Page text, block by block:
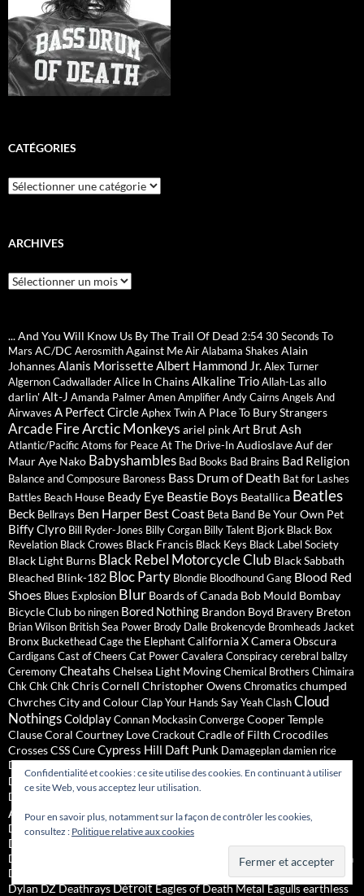
CATÉGORIES
Catégories
ARCHIVES
Archives
... And You Will Know Us By The Trail Of Dead 2:5430 Seconds To
Mars AC/DC AerosmithAgainst MeAirAlabama Shakes Alain
JohannesAlanis MorissetteAlbert Hammond Jr.Alex Turner
Algernon CadwalladerAlice In ChainsAlkaline TrioAllah-Las allo
darlin'Alt-J Amanda PalmerAmenAmplifierAndy Cairns Angels And
Airwaves A Perfect CircleAphex TwinA Place To Bury Strangers
Arcade FireArctic Monkeys ariel pinkArt Brut Ash
Atlantic/PacificAtoms for PeaceAt The Drive-InAudioslaveAuf der
MaurAye Nako Babyshambles Bad Books Bad Brains Bad Religion
Balance and Composure Baroness Bass Drum of Death Bat for Lashes
Battles Beach House Beady Eye Beastie Boys Beatallica Beatles
Beck Bellrays Ben Harper Best Coast Beta Band Be Your Own Pet
Biffy Clyro Bill Ryder-Jones Billy Corgan Billy Talent Bjork Black Box
Revelation Black Crowes Black Francis Black Keys Black Label Society
Black Light Burns Black Rebel Motorcycle Club Black Sabbath
Bleached Blink-182 Bloc Party Blondie Bloodhound Gang Blood Red
Shoes Blues Explosion Blur Boards of Canada Bob Mould Bombay
Bicycle Club bo ningen Bored Nothing Brandon Boyd Bravery Breton
Brian Wilson British Sea Power Brody Dalle Brokencyde Bromheads Jacket
Bronx BucketheadCage the ElephantCalifornia XCamera Obscura
Cardigans Cast of Cheers Cat PowerCavalera Conspiracycerebral ballzy
CeremonyCheatahs Chelsea Light MovingChemical Brothers Chimaira
Chk Chk ChkChris Cornell Christopher OwensChromatics chumped
ChvrchesCity and ColourClap Your Hands Say YeahClashCloud
NothingsColdplayConnan MockasinConvergeCooper Temple
ClauseCoral Courtney LoveCrackoutCradle of Filth Crocodiles
CrossesCSSCureCypress Hill Daft Punk Damageplandamien rice
Damon AlbarnDananananaykroydDanger MouseDanko Jones
Darkness
DatsunsDaughter Dave Grohl David Bowie
Dead Confederate
Dead Weather
Above 1979Death GripsDecemberistsDeftones Depeche Mode
Desert Sessions dEUSDevendra Banhart
Dinosaur Jr.
Dismemberment Plan
Distillers
DovesDownDown To Earth
Dredg
DylanDZ DeathraysDétroitEagles of Death MetalEagullsearthless
Confidentialité et cookies : ce site utilise des cookies. En continuant à utiliser
ce site Web, vous acceptez leur utilisation.
Pour en savoir plus, notamment sur la façon de contrôler les cookies,
consultez : Politique relative aux cookies